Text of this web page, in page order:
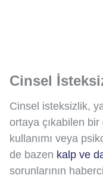
Cinsel
Cinsel isteksizlik,
ortaya çıkabilen
kullanımı veya
de bazen kalp ve
sorunlarının